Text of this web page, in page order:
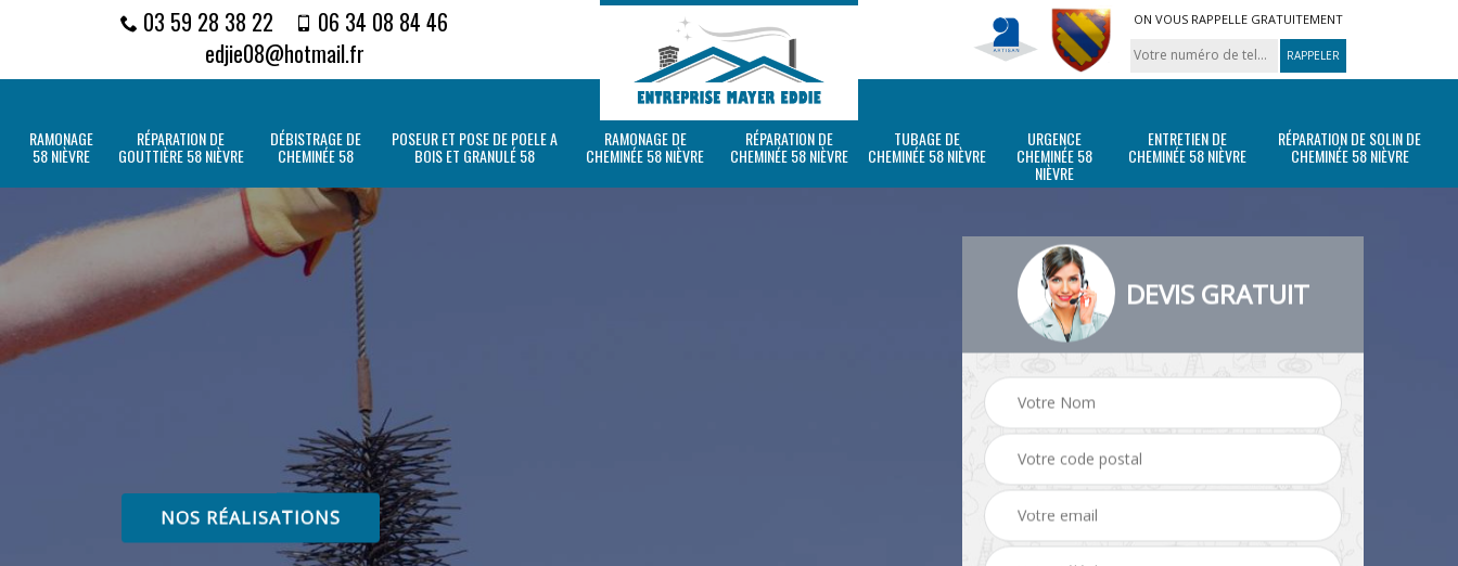
03 59 28 38 22
06 34 08 84 46
edjie08@hotmail.fr
ON VOUS RAPPELLE GRATUITEMENT
RAMONAGE
58 NIÈVRE
RÉPARATION DE
GOUTTIÈRE 58 NIÈVRE
DÉBISTRAGE DE
CHEMINÉE 58
POSEUR ET POSE DE POELE A
BOIS ET GRANULÉ 58
RAMONAGE DE
CHEMINÉE 58 NIÈVRE
RÉPARATION DE
CHEMINÉE 58 NIÈVRE
TUBAGE DE
CHEMINÉE 58 NIÈVRE
URGENCE
CHEMINÉE 58
NIÈVRE
ENTRETIEN DE
CHEMINÉE 58 NIÈVRE
RÉPARATION DE SOLIN DE
CHEMINÉE 58 NIÈVRE
NOS RÉALISATIONS
DEVIS GRATUIT